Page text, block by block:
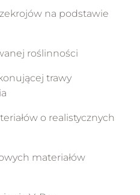
na podstawie
roślinności
trawy
o realistycznych
materiałów